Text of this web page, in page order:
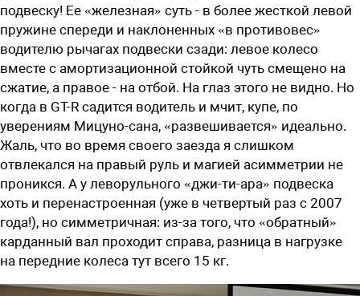
подвеску! Ее «железная» суть - в более жесткой левой
пружине спереди и наклоненных «в противовес»
водителю рычагах подвески сзади: левое колесо
вместе с амортизационной стойкой чуть смещено на
сжатие, а правое - на отбой. На глаз этого не видно. Но
когда в GT-R садится водитель и мчит, купе, по
уверениям Мицуно-сана, «развешивается» идеально.
Жаль, что во время своего заезда я слишком
отвлекался на правый руль и магией асимметрии не
проникся. А у леворульного «джи-ти-ара» подвеска
хоть и перенастроенная (уже в четвертый раз с 2007
года!), но симметричная: из-за того, что «обратный»
карданный вал проходит справа, разница в нагрузке
на передние колеса тут всего 15 кг.